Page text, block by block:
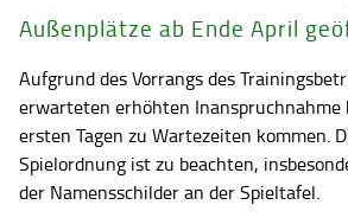
Außenplätze ab Ende April
Aufgrund des Vorrangs des
erwarteten erhöhten Inanspruchnahme
ersten Tagen zu Wartezeiten kommen.
Spielordnung ist zu beachten,
der Namensschilder an der Spieltafel.